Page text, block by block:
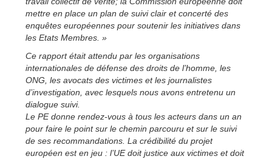
mettre en place un plan de suivi clair et concerté des
enquêtes européennes pour soutenir les initiatives dans
les Etats Membres. »
Ce rapport était attendu par les organisations
internationales de défense des droits de l’homme, les
ONG, les avocats des victimes et les journalistes
d’investigation, avec lesquels nous avons entretenu un
dialogue suivi.
Le PE donne rendez-vous à tous les acteurs dans un an
pour faire le point sur le chemin parcouru et sur le suivi
de ses recommandations. La crédibilité du projet
européen est en jeu : l’UE doit justice aux victimes et doit